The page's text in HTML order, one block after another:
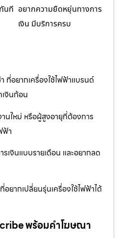
นที อยากความยืดหยุ่นทางการ
เงิน มีบริการครบ
ที่อยากเครื่องใช้ไฟฟ้าแบรนด์
งินก้อน
นใหม่ หรือผู้สูงอายุที่ต้องการ
ฟ้า
เงินแบบรายเดือน และอยากลด
อยากเปลี่ยนรุ่นเครื่องใช้ไฟฟ้าได้
พร้อมคำโฆษณา